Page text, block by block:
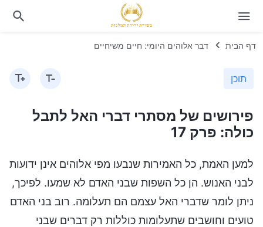
דף הבית דבר אלוהים היומי: חיים משיחיים
תוכן
פירושים של מסתרי דברי האל לתבל
כולה: פרק 17
למען האמת, כל האמירות שנבעו מפי אלוהים אינן ידועות
לבני האנוש. הן כל השפות שבני האדם לא שמעו. לפיכך,
ניתן לומר שדברי האל עצמם הם תעלומה. רוב בני האדם
טועים וחושבים שתעלומות כוללות רק דברים שבני